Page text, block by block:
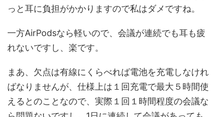
っと耳に負担がかかりますので私はダメですね。
一方AirPodsなら軽いので、会議が連続でも耳も疲
れないですし、楽です。
まあ、欠点は有線にくらべれば電池を充電しなけれ
ばなりませんが、仕様上は１回充電で最大５時間使
えるとのことなので、実際１回１時間程度の会議な